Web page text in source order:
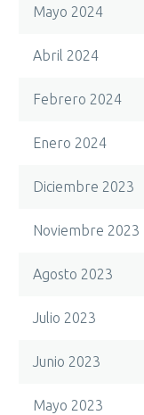
Mayo 2024
Abril 2024
Febrero 2024
Enero 2024
Diciembre 2023
Noviembre 2023
Agosto 2023
Julio 2023
Junio 2023
Mayo 2023